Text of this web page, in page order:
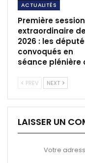
ACTUALITÉS
Première session
extraordinaire
2026 : les
convoqués en
séance plénière
PREV NEXT
LAISSER UN
Votre